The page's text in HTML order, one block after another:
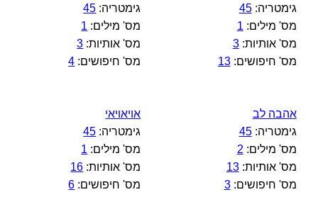
גימטריה:45
מס' מילים: 1
מס' אותיות:3
מס' חיפושים:13
גימטריה: 45
מס' מילים: 1
מס' אותיות: 3
מס' חיפושים: 4
אהבה לב
גימטריה:45
מס' מילים: 2
מס' אותיות:13
מס' חיפושים:3
אויאויאי
גימטריה: 45
מס' מילים: 1
מס' אותיות: 16
מס' חיפושים: 6